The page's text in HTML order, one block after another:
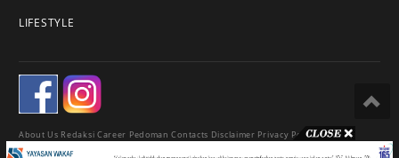
LIFESTYLE
About Us Redaksi Career Pedoman Contacts Disclaimer Privacy Policy